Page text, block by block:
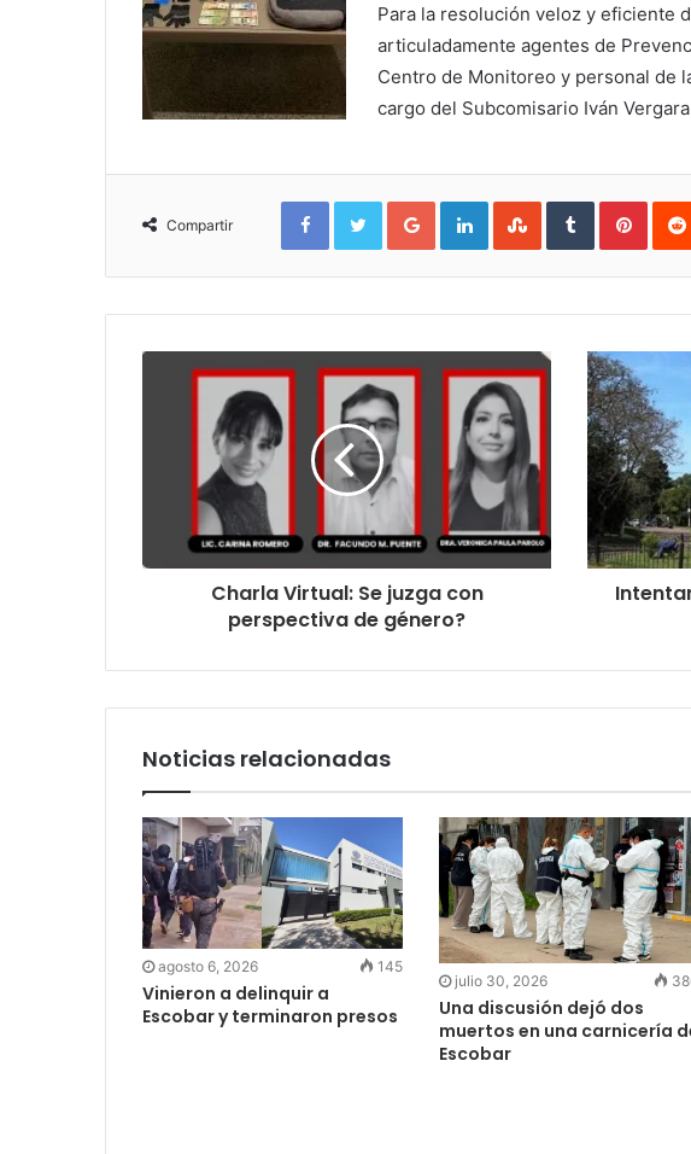
Para la resolución veloz y eficiente
articuladamente agentes de
Centro de Monitoreo y personal de
cargo del Subcomisario Iván
Compartir
FacebookTwitterGoogle+LinkedInStumbleUpon
Tumblr
Charla Virtual: Se juzga con
perspectiva de género?
Noticias relacionadas
agosto 6, 2026 145
Vinieron a delinquir a
Escobar y terminaron presos
julio 30, 2026
Una discusión dejó dos
muertos en una carnicería
Escobar